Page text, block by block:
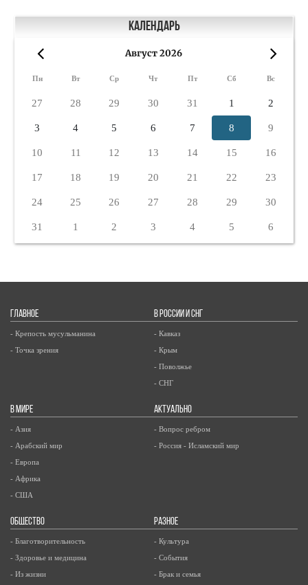
Календарь
Август 2026
Пн Вт Ср Чт Пт Сб Вс
27 28 29 30 31 1 2
3 4 5 6 7 8 9
10 11 12 13 14 15 16
17 18 19 20 21 22 23
24 25 26 27 28 29 30
31 1 2 3 4 5 6
ГЛАВНОЕ
- Крепость мусульманина
- Точка зрения
В РОССИИ И СНГ
- Кавказ
- Крым
- Поволжье
- СНГ
В МИРЕ
- Азия
- Арабский мир
- Европа
- Африка
- США
АКТУАЛЬНО
- Вопрос ребром
- Россия - Исламский мир
ОБЩЕСТВО
- Благотворительность
- Здоровье и медицина
- Из жизни
РАЗНОЕ
- Культура
- События
- Брак и семья